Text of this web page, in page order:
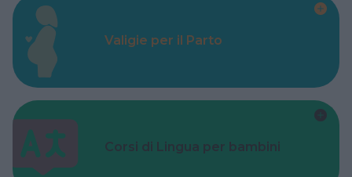
Valigie per il Parto
Corsi di Lingua per bambini